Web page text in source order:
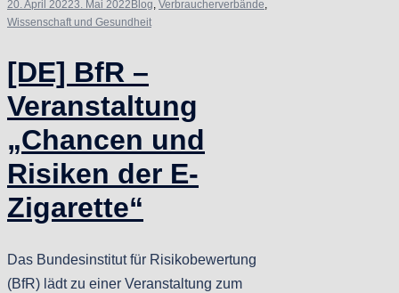
20. April 20223. Mai 2022 Blog, Verbraucherverbände,
Wissenschaft und Gesundheit
[DE] BfR –
Veranstaltung
„Chancen und
Risiken der E-
Zigarette“
Das Bundesinstitut für Risikobewertung
(BfR) lädt zu einer Veranstaltung zum